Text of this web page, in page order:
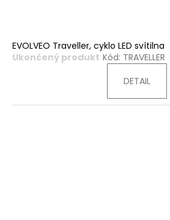
EVOLVEO Traveller, cyklo LED svítilna
Ukončený produkt Kód: TRAVELLER
DETAIL